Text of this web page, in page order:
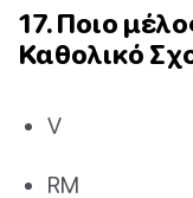
17. Ποιο
Καθολικό
V
RM